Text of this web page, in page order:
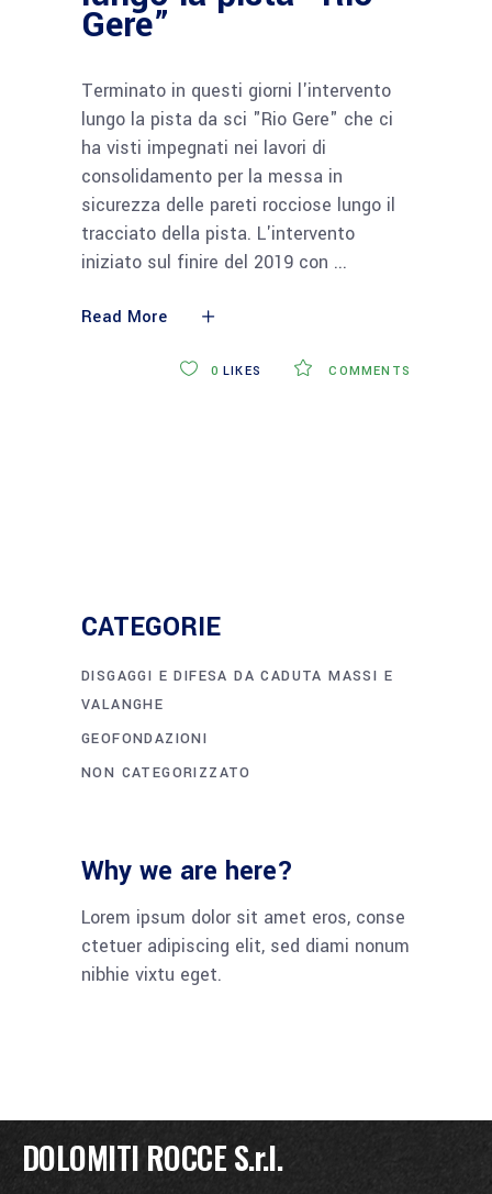
Gere”
Terminato in questi giorni l'intervento
lungo la pista da sci "Rio Gere" che ci
ha visti impegnati nei lavori di
consolidamento per la messa in
sicurezza delle pareti rocciose lungo il
tracciato della pista. L'intervento
iniziato sul finire del 2019 con
Read More
COMMENTS
0 LIKES
CATEGORIE
DISGAGGI E DIFESA DA CADUTA MASSI E
VALANGHE
GEOFONDAZIONI
NON CATEGORIZZATO
Why we are here?
Lorem ipsum dolor sit amet eros, conse
ctetuer adipiscing elit, sed diami nonum
nibhie vixtu eget.
DOLOMITI ROCCE S.r.l.